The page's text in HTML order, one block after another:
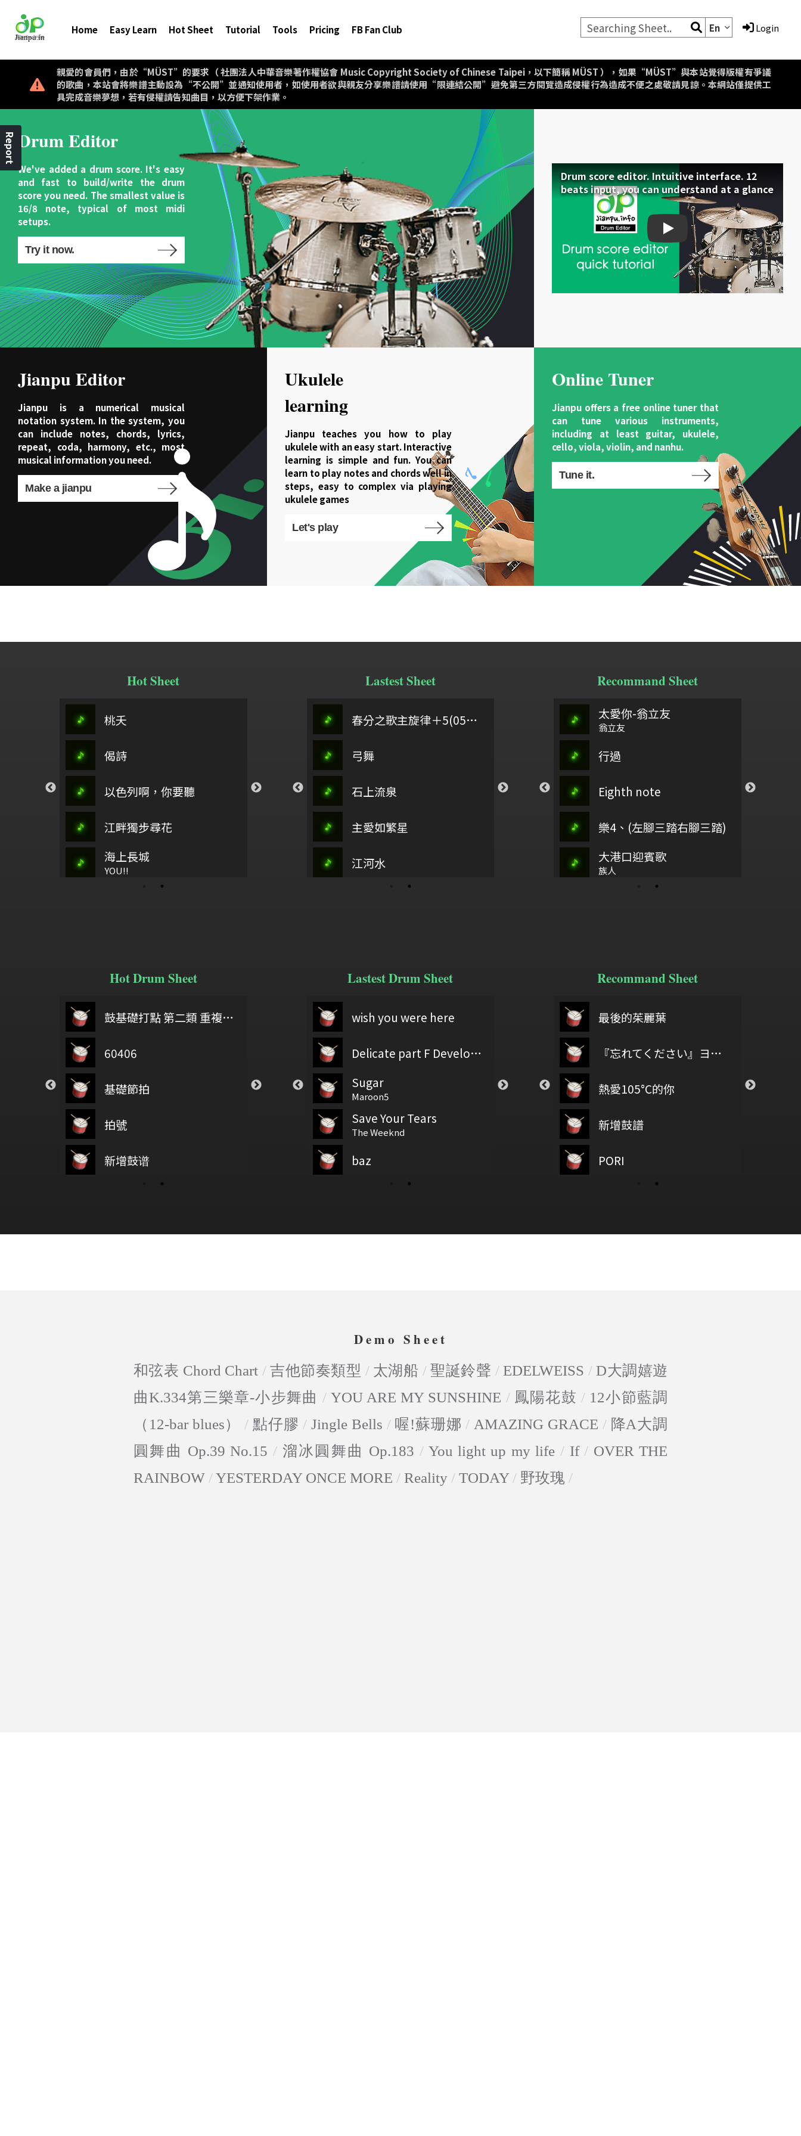
Home Easy Learn Hot Sheet Tutorial Tools Pricing FB Fan Club En Login
親愛的會員們，由於“MÜST”的要求（ 社團法人中華音樂著作權協會 Music Copyright Society of Chinese Taipei，以下簡稱 MÜST ），如果“MÜST”與本站覺得版權有爭議
的歌曲，本站會將樂譜主動設為“不公開”並通知使用者，如使用者欲與親友分享樂譜請使用“限連結公開”避免第三方閱覽造成侵權行為造成不便之處敬請見諒。本網站僅提供工
具完成音樂夢想，若有侵權請告知曲目，以方便下架作業。
Drum Editor
We've added a drum score. It's easy
and fast to build/write the drum
score you need. The smallest value is
16/8 note, typical of most midi
setups.
Try it now.
Drum score editor. Intuitive interface. 12
beats input, you can understand at a glance
Drum score editor.
Jianpu Editor
Jianpu is a numerical musical
notation system. In the system, you
can include notes, chords, lyrics,
repeat, coda, harmony, etc., most
musical information you need.
Make a jianpu
Ukulele
learning
Jianpu teaches you how to play
ukulele with an easy start. Interactive
learning is simple and fun. You can
learn to play notes and chords well in
steps, easy to complex via playing
ukulele games
Let's play
Online Tuner
Jianpu offers a free online tuner that
can tune various instruments,
including at least guitar, ukulele,
cello, viola, violin, and nanhu.
Tune it.
Hot Sheet
桃夭
偈詩
以色列啊，你要聽
江畔獨步尋花
海上長城
YOU!!
定風波
來彩畫
春之頌
回家坐月時
武陵春
這裡有榮耀
以色列啊，你要聽
Lastest Sheet
你愛我如至寶_孟慶而
孟慶而
古37
春分之歌主旋律＋5(0504)
弓舞
石上流泉
主愛如繁星
江河水
祢懂我的傷
你愛我如至寶_孟慶而
歡樂歌
石上流泉
Recommand Sheet
Eighth note
樂4、(左腳三踏右腳三踏)
親愛主聖靈 太愛你-翁立友
翁立友
行過
Eighth note
樂4、(左腳三踏右腳三踏)
大港口迎賓歌
族人
Hot Drum Sheet
鼓基礎打點 第二類 重複打點 : DIDDLE RUDIMENTS
60406
基礎節拍
拍號
新增鼓谱
60403黃億展
test
新增鼓譜
鼓基礎打點 第二類 重複打點 : DIDDLE RUDIMENTS
60406
基礎節拍
Lastest Drum Sheet
were here
Delicate part F Development 2
6/18 wish you were here
Delicate part F Development 2
Sugar
Maroon5
Save Your Tears
The Weeknd
baz
給自己機會
Closer
The Chainsmokers
Novelbright
wish you were here
Sugar
Recommand Sheet
最後的茱麗葉
『忘れてください』ヨルシカ
熱愛105°C的你
wish you were here
Nobody's Home
春天有腳
最後的茱麗葉
『忘れてください』ヨルシカ
熱愛105°C的你
新增鼓譜
PORI
Demo Sheet
和弦表 Chord Chart /吉他節奏類型 / 太湖船 /聖誕鈴聲 /EDELWEISS /D大調嬉遊
曲K.334第三樂章-小步舞曲 / YOU ARE MY SUNSHINE / 鳳陽花鼓 / 12小節藍調
（12-bar blues）
/ 點仔膠 / Jingle Bells / 喔!蘇珊娜 / AMAZING GRACE / 降A大調
圓舞曲 Op.39 No.15 / 溜冰圓舞曲 Op.183 / You light up my life / If/ OVER THE
RAINBOW /YESTERDAY ONCE MORE / Reality / TODAY/ 野玫瑰 /
Report